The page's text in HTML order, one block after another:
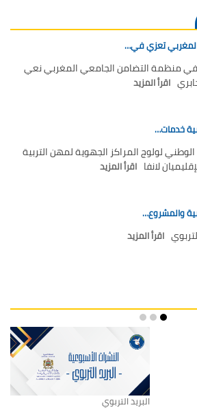
تعزي في…
في منظمة التضامن الجامعي المغربي نعي
اقرأ المزيد
خدمات…
لولوج المراكز الجهوية لمهن التربية
لانفا اقرأ المزيد
والمشروع…
اقرأ المزيد
البريد التربوي